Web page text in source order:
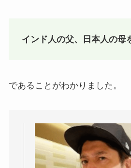
インド人の父、日本人の母
であることがわかりました。